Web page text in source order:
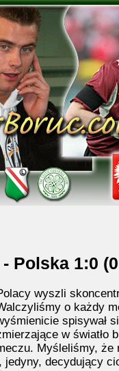
Polska 1:0
wyszli
o każdy
spisywał
w światło
Myśleliśmy, że
jedyny, decydujący